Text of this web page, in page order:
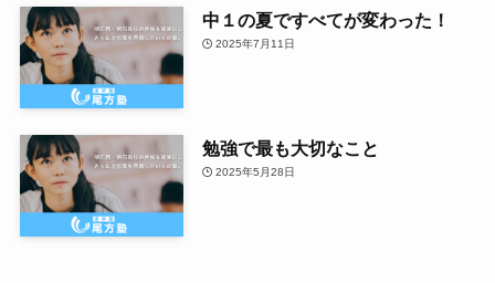
中１の夏ですべてが変わった！
2025年7月11日
勉強で最も大切なこと
2025年5月28日